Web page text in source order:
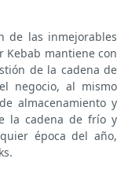
de las inmejorables
Kebab mantiene con
de la cadena de
negocio, al mismo
almacenamiento y
la cadena de frío y
época del año,